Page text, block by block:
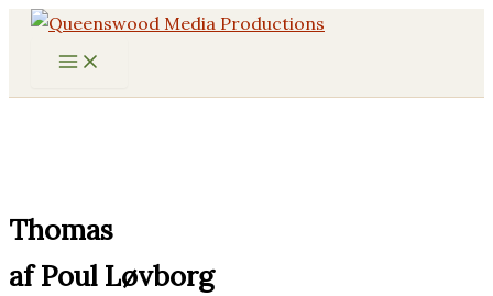
Thomas
af Poul Løvborg